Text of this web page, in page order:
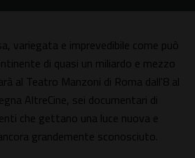
variegata e imprevedibile come può
di quasi un miliardo e mezzo
al Teatro Manzoni di Roma dall'8 al
AltreCine, sei documentari di
che gettano una luce nuova e
grandemente sconosciuto.